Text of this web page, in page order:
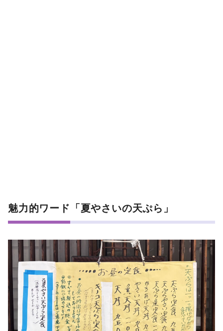
魅力的ワード「夏やさいの天ぷら」